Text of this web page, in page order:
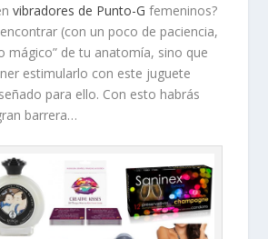
vibradores de Punto-G femeninos?
(con un poco de paciencia,
mágico” de tu anatomía, sino que
estimularlo con este juguete
para ello. Con esto habrás
barrera…